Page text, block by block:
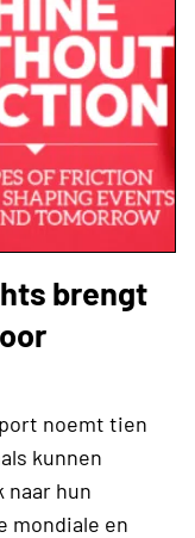
brengt
noemt tien
kunnen
naar hun
mondiale en